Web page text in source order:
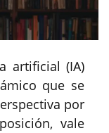
artificial (IA)
que se
por
vale